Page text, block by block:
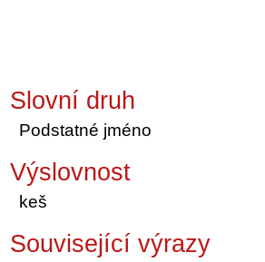
Slovní druh
Podstatné jméno
Výslovnost
keš
Související výrazy